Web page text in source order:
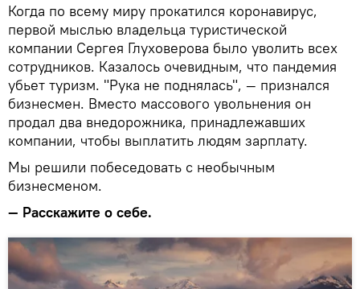
Когда по всему миру прокатился коронавирус,
первой мыслью владельца туристической
компании Сергея Глуховерова было уволить всех
сотрудников. Казалось очевидным, что пандемия
убьет туризм. "Рука не поднялась", — признался
бизнесмен. Вместо массового увольнения он
продал два внедорожника, принадлежавших
компании, чтобы выплатить людям зарплату.
Мы решили побеседовать с необычным
бизнесменом.
— Расскажите о себе.